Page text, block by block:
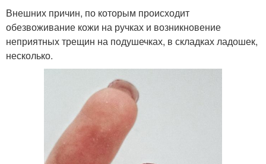
Внешних причин, по которым происходит
обезвоживание кожи на ручках и возникновение
неприятных трещин на подушечках, в складках ладошек,
несколько.